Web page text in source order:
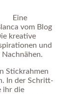
Eine
vom Blog
kreative
und
Stickrahmen
In der Schritt-
ihr die